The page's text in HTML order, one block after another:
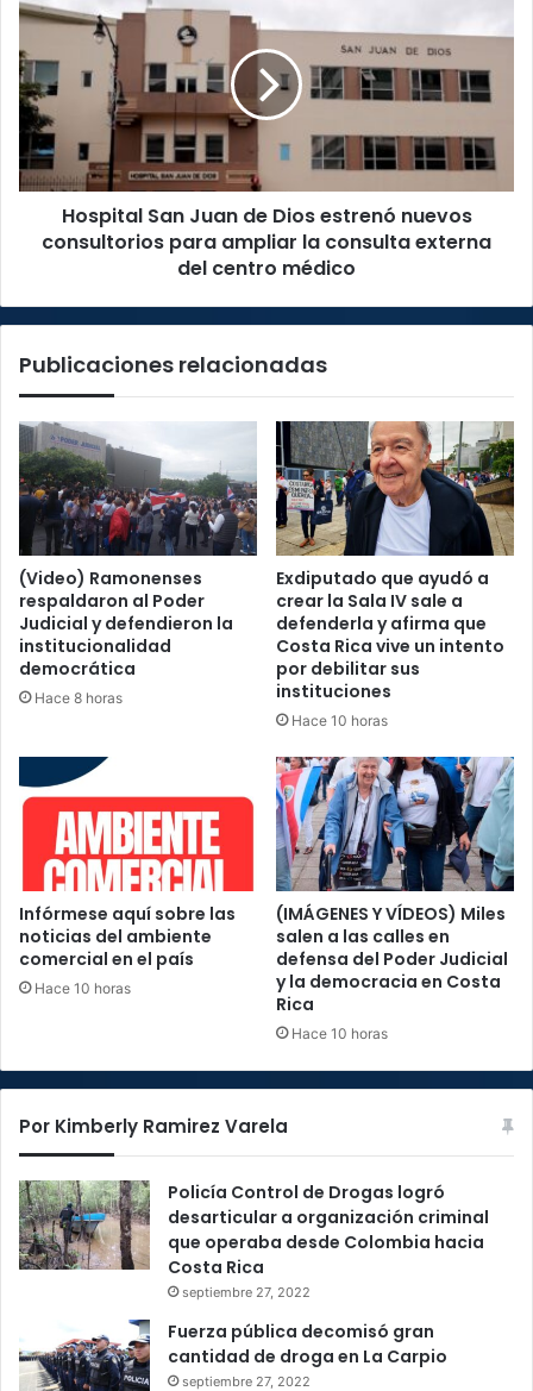
San
de
Dios
estrenó
nuevos
consultorios
para
ampliar
del
médico
Hospital San Juan de Dios estrenó nuevos
consultorios para ampliar la consulta externa
del centro médico
Publicaciones relacionadas
(Video) Ramonenses
respaldaron al Poder
Judicial y defendieron la
institucionalidad
democrática
Hace 8 horas
Exdiputado que ayudó a
crear la Sala IV sale a
defenderla y afirma que
Costa Rica vive un intento
por debilitar sus
instituciones
Hace 10 horas
Infórmese aquí sobre las
noticias del ambiente
comercial en el país
Hace 10 horas
(IMÁGENES Y VÍDEOS) Miles
salen a las calles en
defensa del Poder Judicial
y la democracia en Costa
Rica
Hace 10 horas
Por Kimberly Ramirez Varela
Policía Control de Drogas logró
desarticular a organización criminal
que operaba desde Colombia hacia
Costa Rica
septiembre 27, 2022
Fuerza pública decomisó gran
cantidad de droga en La Carpio
septiembre 27, 2022